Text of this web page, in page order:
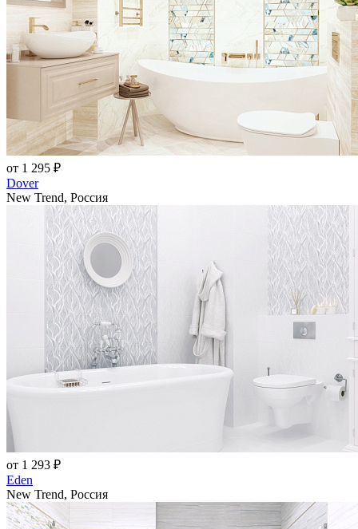
от 1 295 ₽
Dover
New Trend, Россия
от 1 293 ₽
Eden
New Trend, Россия